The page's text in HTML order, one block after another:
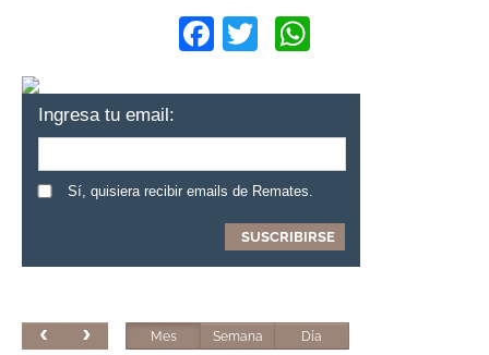
Facebook
Twitter
Ingresa tu email:
Sí, quisiera recibir emails de Remates.
Mes Semana Día